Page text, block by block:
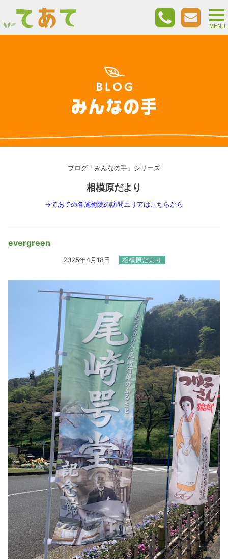
ブログ「みんなの手」シリーズ
相模原だより
→てあての各施術院の訪問エリアはこちらから
evergreen
2025年4月18日 相模原だより
MENU